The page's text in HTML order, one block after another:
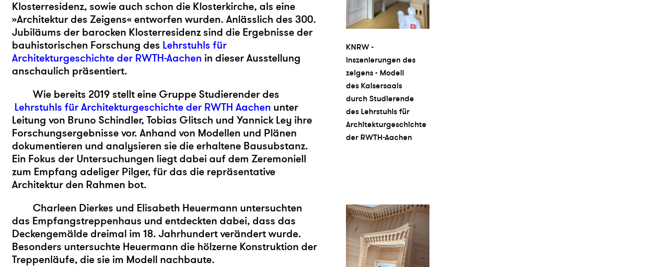
KNRW -
inszenierungen des
zeigens - Modell
des Kaisersaals
durch Studierende
des Lehrstuhls für
Architekturgeschichte
der RWTH-Aachen
Klosterresidenz, sowie auch schon die Klosterkirche, als eine
»Architektur des Zeigens« entworfen wurden. Anlässlich des 300.
Jubiläums der barocken Klosterresidenz sind die Ergebnisse der
bauhistorischen Forschung des Lehrstuhls für
Architekturgeschichte der RWTH-Aachen in dieser Ausstellung
anschaulich präsentiert.
Wie bereits 2019 stellt eine Gruppe Studierender des
Lehrstuhls für Architekturgeschichte der RWTH Aachen unter
Leitung von Bruno Schindler, Tobias Glitsch und Yannick Ley ihre
Forschungsergebnisse vor. Anhand von Modellen und Plänen
dokumentieren und analysieren sie die erhaltene Bausubstanz.
Ein Fokus der Untersuchungen liegt dabei auf dem Zeremoniell
zum Empfang adeliger Pilger, für das die repräsentative
Architektur den Rahmen bot.
Charleen Dierkes und Elisabeth Heuermann untersuchten
das Empfangstreppenhaus und entdeckten dabei, dass das
Deckengemälde dreimal im 18. Jahrhundert verändert wurde.
Besonders untersuchte Heuermann die hölzerne Konstruktion der
Treppenläufe, die sie im Modell nachbaute.